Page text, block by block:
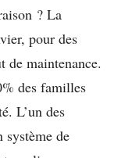
? La
pour des
de maintenance.
des familles
L’un des
de